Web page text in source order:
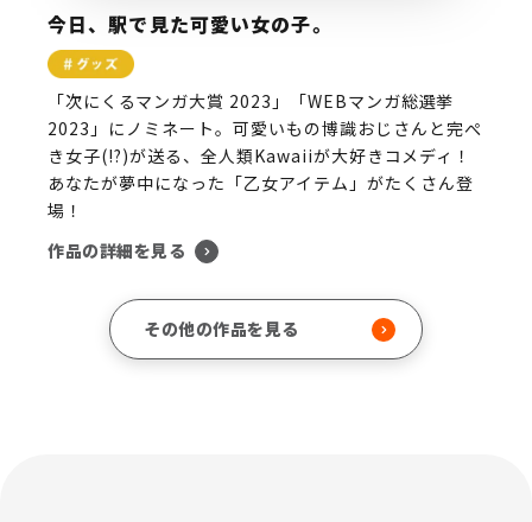
今日、駅で見た可愛い女の子。
「次にくるマンガ大賞 2023」「WEBマンガ総選挙
2023」にノミネート。可愛いもの博識おじさんと完ぺ
き女子(!?)が送る、全人類Kawaiiが大好きコメディ！
あなたが夢中になった「乙女アイテム」がたくさん登
場！
作品の詳細を見る
その他の作品を見る